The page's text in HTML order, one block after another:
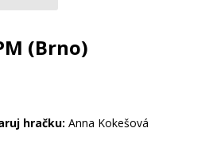
(Brno)
hračku: Anna Kokešová